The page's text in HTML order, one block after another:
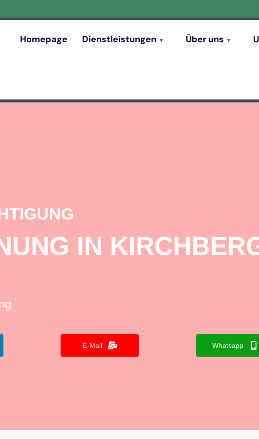
Homepage Dienstleistungen Über uns
IN
E-Mail Whatsapp